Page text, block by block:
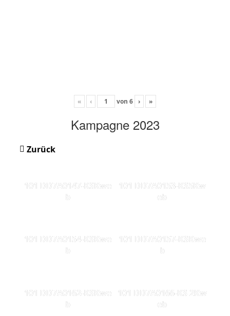
« ‹ von 6 › »
Kampagne 2023
Zurück
101 DD7A0147-KSKwe
b
101 DD7A0153-KS5Kw
eb
101 DD7A0154-KSKwe
b
101 DD7A0157-KSKwe
b
101 DD7A0162-KSKwe
b
101 DD7A0166-KS 2Kw
eb